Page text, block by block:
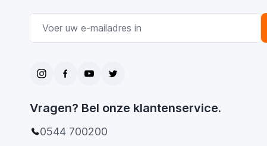
Vragen? Bel onze klantenservice.
0544 700200